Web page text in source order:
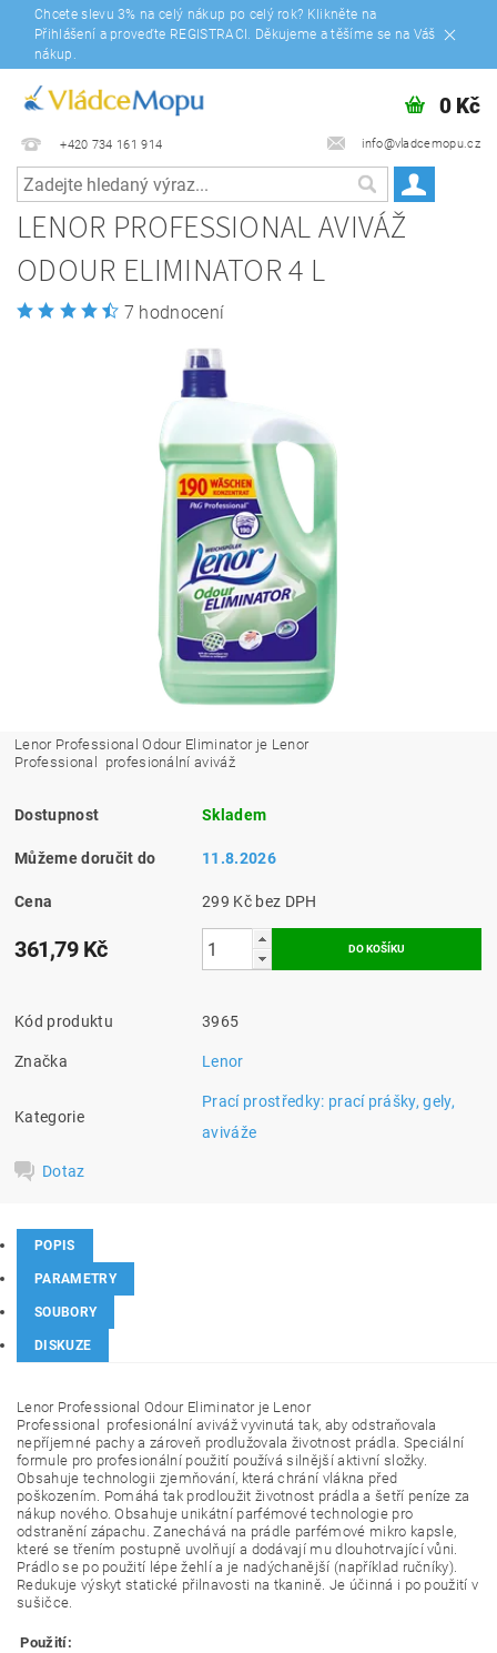
Chcete slevu 3% na celý nákup po celý rok? Klikněte na
Přihlášení a proveďte REGISTRACI. Děkujeme a těšíme se na Váš
nákup.
+420 734 161 914 info@vladcemopu.cz
0 Kč
LENOR PROFESSIONAL AVIVÁŽ
ODOUR ELIMINATOR 4 L
7 hodnocení
Lenor Professional Odour Eliminator je Lenor
Professional
profesionální aviváž
Dostupnost Skladem
Můžeme doručit do 11.8.2026
Cena 299 Kč bez DPH
361,79 Kč
Kód produktu 3965
Značka Lenor
Kategorie
Prací prostředky: prací prášky, gely,
aviváže
Dotaz
POPIS
PARAMETRY
SOUBORY
DISKUZE
Lenor Professional Odour Eliminator je Lenor
Professional
profesionální aviváž vyvinutá tak, aby odstraňovala
nepříjemné pachy a zároveň prodlužovala životnost prádla. Speciální
formule pro profesionální použití používá silnější aktivní složky.
Obsahuje technologii zjemňování, která chrání vlákna před
poškozením. Pomáhá tak prodloužit životnost prádla a šetří peníze za
nákup nového. Obsahuje unikátní parfémové technologie pro
odstranění zápachu. Zanechává na prádle parfémové mikro kapsle,
které se třením postupně uvolňují a dodávají mu dlouhotrvající vůni.
Prádlo se po použití lépe žehlí a je nadýchanější (například ručníky).
Redukuje výskyt statické přilnavosti na tkanině. Je účinná i po použití v
sušičce.
Použití: